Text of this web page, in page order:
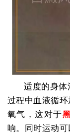
适度的身体
过程中血液循
氧气，这对于
响。同时运动可